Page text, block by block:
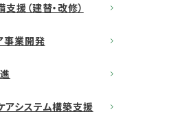
援（建替・改修）
事業開発
アシステム構築支援